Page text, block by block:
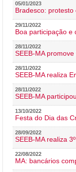
05/01/2023
Bradesco:
29/11/2022
Boa participação e
28/11/2022
SEEB-MA
28/11/2022
SEEB-MA realiza
28/11/2022
SEEB-MA
13/10/2022
Festa do Dia das
28/09/2022
SEEB-MA realiza
22/08/2022
MA: bancários